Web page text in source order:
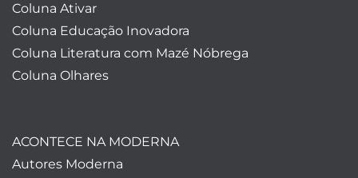
Coluna Ativar
Coluna Educação Inovadora
Coluna Literatura com Mazé Nóbrega
Coluna Olhares
ACONTECE NA MODERNA
Autores Moderna